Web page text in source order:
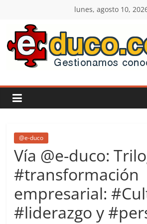
contenido
lunes, agosto 10,
E-
duco:
Gestión
del
Learn
more.
Do
@e-duco
Vía @e-duco:
#transformación
empresarial:
#liderazgo y